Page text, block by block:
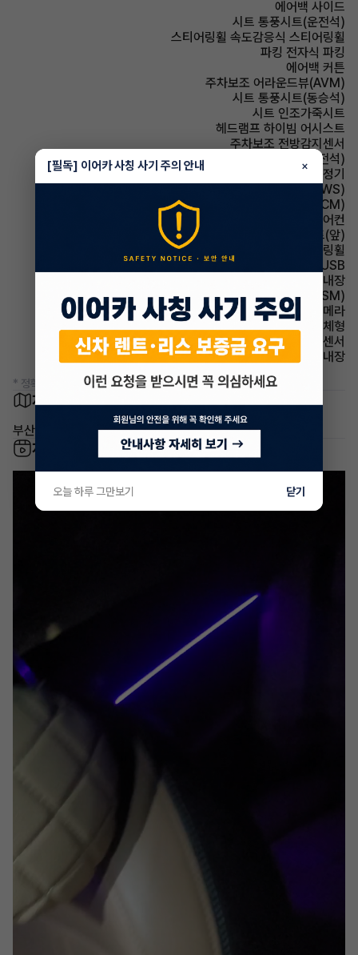
에어백 사이드
시트 통풍시트(운전석)
스티어링휠 속도감응식 스티어링휠
파킹 전자식 파킹
에어백 커튼
주차보조 어라운드뷰(AVM)
시트 통풍시트(동승석)
시트 인조가죽시트
헤드램프 하이빔 어시스트
주차보조 전방감지센서
시트 전동시트(운전석)
에어컨 공기청정기
주행안전 차선이탈경보(LDWS)
룸미러 전자식 룸미러(ECM)
에어컨 풀오토에어컨
시트 열선시트(앞)
스티어링휠 가죽스티어링휠
유무선단자 USB
스티어링휠 열선내장
주행안전 샤시 통합 제어 시스템(VSM)
주차보조 후방카메라
사이드미러 방향지시등 일체형
주차보조 후방감지센서
룸미러 하이패스 내장
* 정확한 정보는 판매자와 반드시 확인하시기 바랍니다.
차량 위치
부산 부산진구 개금동
차량 영상
[필독] 이어카 사칭 사기 주의 안내 ×
오늘 하루 그만보기 닫기